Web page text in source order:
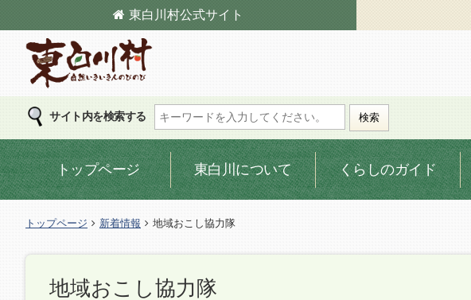
東白川村公式サイト
東白川村の公式サイト
サイト内を検索する
トップページ 東白川について くらしのガイド
トップページ 新着情報 地域おこし協力隊
地域おこし協力隊